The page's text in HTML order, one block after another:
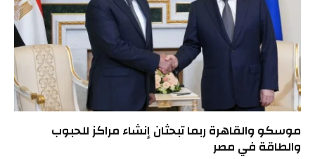
موسكو والقاهرة ربما تبحثان إنشاء مراكز للحبوب
والطاقة في مصر